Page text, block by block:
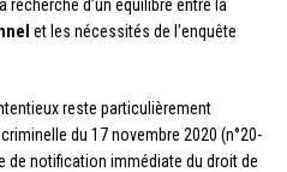
d’un équilibre entre la
et les nécessités de l’enquête
reste particulièrement
du 17 novembre 2020 (n°20-
de notification immédiate du droit de